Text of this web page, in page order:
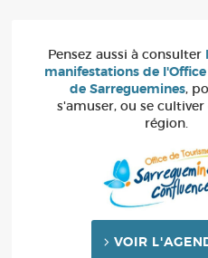
Pensez aussi à consulter
manifestations de
de Sarreguemines,
s'amuser, ou se
région.
VOIR